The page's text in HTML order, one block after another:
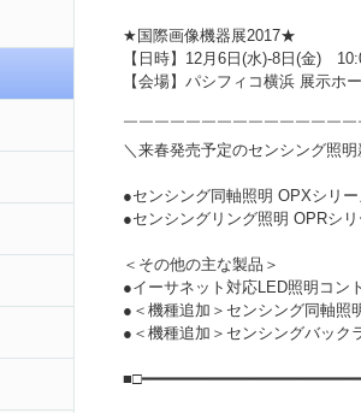
★国際画像機器展2017★
【日時】12月6日(水)-8日(金)
【会場】パシフィコ横浜 展示ホ
￣￣￣￣￣￣￣￣￣￣￣￣￣￣
＼来春発売予定のセンシング照
●センシング同軸照明 OPXシリ
●センシングリング照明 OPRシ
＜その他の主な製品＞
●イーサネット対応LED照明コン
●＜機種追加＞センシング同軸照
●＜機種追加＞センシングバック